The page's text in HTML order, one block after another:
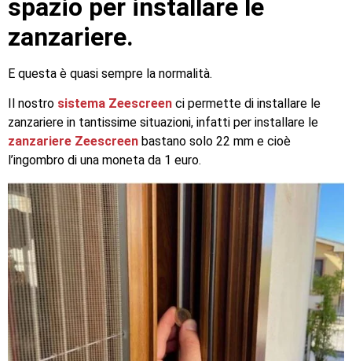
spazio per installare le
zanzariere.
E questa è quasi sempre la normalità.
Il nostro sistema Zeescreen ci permette di installare le
zanzariere in tantissime situazioni, infatti per installare le
zanzariere Zeescreen bastano solo 22 mm e cioè
l’ingombro di una moneta da 1 euro.